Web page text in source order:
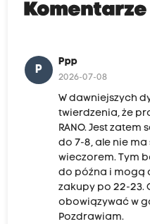
Komentarze
P
Ppp
2026-07-08
W dawniejszych
twierdzenia, że
RANO. Jest
do 7-8, ale nie ma
wieczorem. Tym
do późna i mogą
zakupy po 22-23.
obowiązywać w
Pozdrawiam.